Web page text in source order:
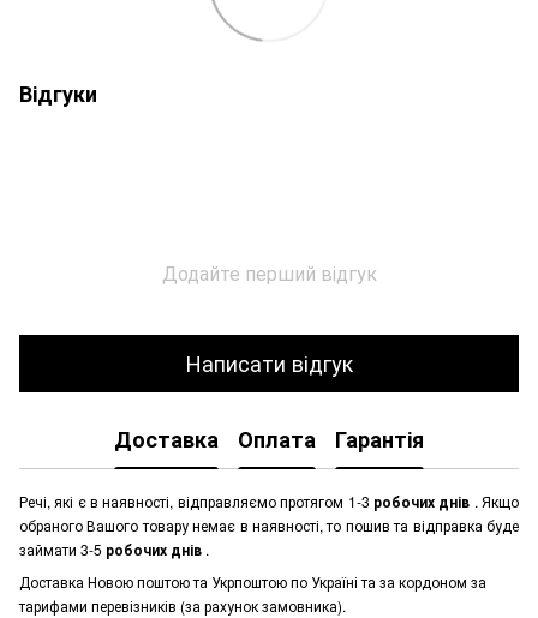
Відгуки
Додайте перший відгук
Написати відгук
Доставка Оплата Гарантія
Речі, які є в наявності, відправляємо протягом 1-3 робочих днів . Якщо
обраного Вашого товару немає в наявності, то пошив та відправка буде
займати 3-5 робочих днів .
Доставка Новою поштою та Укрпоштою по Україні та за кордоном за
тарифами перевізників (за рахунок замовника).